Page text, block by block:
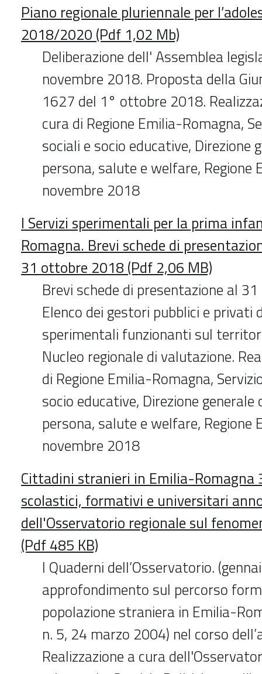
Piano regionale pluriennale per
2018/2020 (Pdf 1,02 Mb)
Deliberazione dell' Assemblea
novembre 2018. Proposta della
1627 del 1° ottobre 2018.
cura di Regione Emilia-Romagna,
sociali e socio educative, Direzione
persona, salute e welfare,
novembre 2018
I Servizi sperimentali per la prima
Romagna. Brevi schede di
31 ottobre 2018 (Pdf 2,06 MB)
Brevi schede di presentazione al
Elenco dei gestori pubblici e privati
sperimentali funzionanti sul
Nucleo regionale di valutazione.
di Regione Emilia-Romagna,
socio educative, Direzione generale
persona, salute e welfare,
novembre 2018
Cittadini stranieri in Emilia-Romagna
scolastici, formativi e universitari
dell'Osservatorio regionale sul
(Pdf 485 KB)
I Quaderni dell’Osservatorio.
approfondimento sul percorso
popolazione straniera in Emilia-
n. 5, 24 marzo 2004) nel corso
Realizzazione a cura